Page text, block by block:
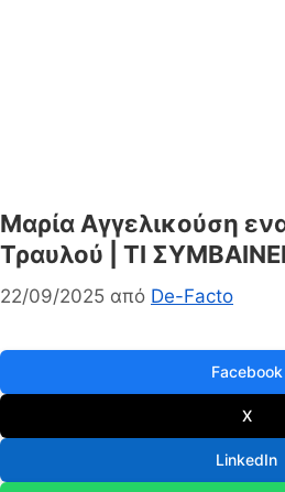
Μαρία Αγγελικούση
Τραυλού | ΤΙ
22/09/2025 από De-Facto
Facebook
X
LinkedIn